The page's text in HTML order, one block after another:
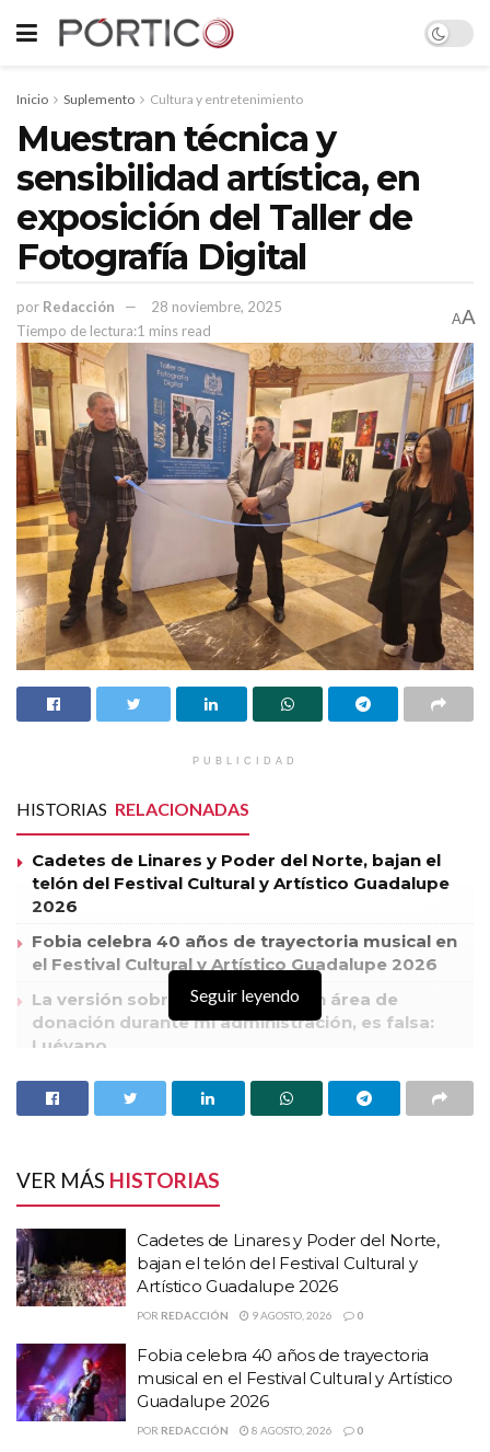
Inicio Suplemento Cultura y entretenimiento
Muestran técnica y
sensibilidad artística, en
exposición del Taller de
Fotografía Digital
por Redacción
28 noviembre, 2025
Tiempo de lectura:1 mins read
AA
PUBLICIDAD
HISTORIAS RELACIONADAS
Cadetes de Linares y Poder del Norte, bajan el
telón del Festival Cultural y Artístico Guadalupe
2026
Fobia celebra 40 años de trayectoria musical en
el Festival Cultural y Artístico Guadalupe 2026
La versión sobre escrituración en área de
donación durante mi administración, es falsa:
Luévano
El coordinador del Programa Transversal de Extensión del Área
alumnas del Taller de Fotografía Digital en el vestíbulo del teatro
Seguir leyendo
VER MÁS HISTORIAS
Cadetes de Linares y Poder del Norte,
bajan el telón del Festival Cultural y
Artístico Guadalupe 2026
POR REDACCIÓN 9 AGOSTO, 2026 0
Fobia celebra 40 años de trayectoria
musical en el Festival Cultural y Artístico
Guadalupe 2026
POR REDACCIÓN 8 AGOSTO, 2026 0